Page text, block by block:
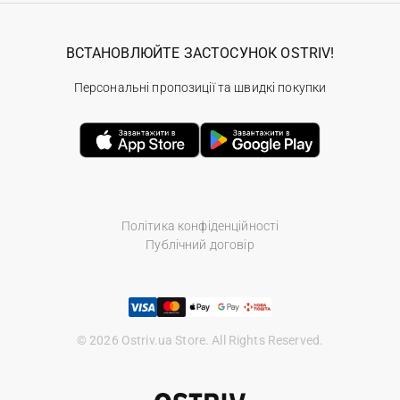
Політика конфіденційності
Публічний договір
© 2026 Ostriv.ua Store. All Rights Reserved.
ВСТАНОВЛЮЙТЕ ЗАСТОСУНОК OSTRIV!
Персональні пропозиції та швидкі покупки